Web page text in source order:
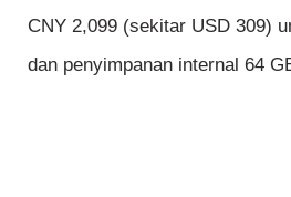
CNY 2,099 (sekitar USD 309)
dan penyimpanan internal 64